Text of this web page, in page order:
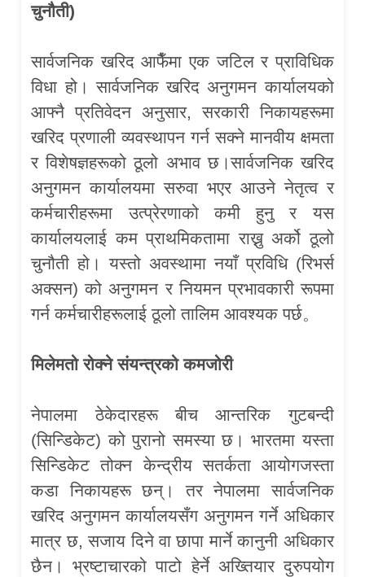
चुनौती)
सार्वजनिक खरिद आफैँमा एक जटिल र प्राविधिक
विधा हो। सार्वजनिक खरिद अनुगमन कार्यालयको
आफ्नै प्रतिवेदन अनुसार, सरकारी निकायहरूमा
खरिद प्रणाली व्यवस्थापन गर्न सक्ने मानवीय क्षमता
र विशेषज्ञहरूको ठूलो अभाव छ।सार्वजनिक खरिद
अनुगमन कार्यालयमा सरुवा भएर आउने नेतृत्व र
कर्मचारीहरूमा उत्प्रेरणाको कमी हुनु र यस
कार्यालयलाई कम प्राथमिकतामा राख्नु अर्को ठूलो
चुनौती हो। यस्तो अवस्थामा नयाँ प्रविधि (रिभर्स
अक्सन) को अनुगमन र नियमन प्रभावकारी रूपमा
गर्न कर्मचारीहरूलाई ठूलो तालिम आवश्यक पर्छ。
मिलेमतो रोक्ने संयन्त्रको कमजोरी
नेपालमा ठेकेदारहरू बीच आन्तरिक गुटबन्दी
(सिन्डिकेट) को पुरानो समस्या छ। भारतमा यस्ता
सिन्डिकेट तोक्न केन्द्रीय सतर्कता आयोगजस्ता
कडा निकायहरू छन्। तर नेपालमा सार्वजनिक
खरिद अनुगमन कार्यालयसँग अनुगमन गर्ने अधिकार
मात्र छ, सजाय दिने वा छापा मार्ने कानुनी अधिकार
छैन। भ्रष्टाचारको पाटो हेर्ने अख्तियार दुरुपयोग